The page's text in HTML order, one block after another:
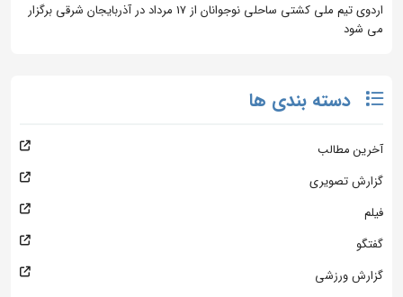
اردوی تیم ملی کشتی ساحلی نوجوانان از 17 مرداد در آذربایجان شرقی برگزار
می شود
دسته بندی ها
آخرین مطالب
گزارش تصویری
فیلم
گفتگو
گزارش ورزشی